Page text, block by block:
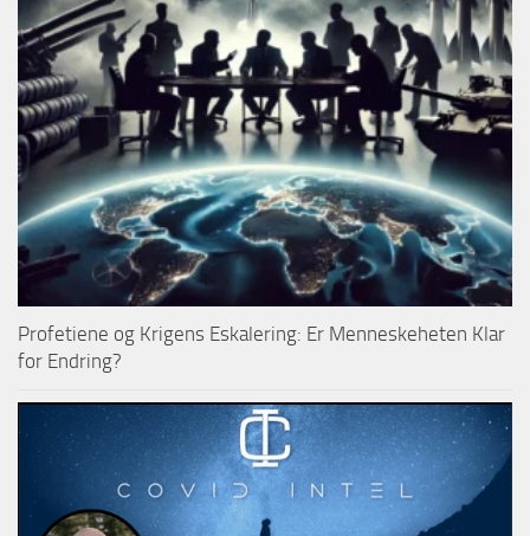
Profetiene og Krigens Eskalering: Er Menneskeheten Klar
for Endring?